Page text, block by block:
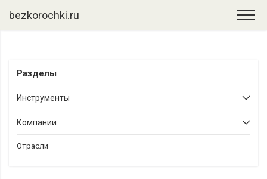
bezkorochki.ru
Разделы
Инструменты
Компании
Отрасли